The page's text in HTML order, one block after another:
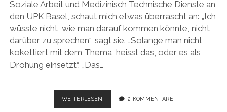
Soziale Arbeit und Medizinisch Technische Dienste an
den UPK Basel, schaut mich etwas überrascht an: „Ich
wüsste nicht, wie man darauf kommen könnte, nicht
darüber zu sprechen“, sagt sie. „Solange man nicht
kokettiert mit dem Thema, heisst das, oder es als
Drohung einsetzt“. „Das…
WEITERLESEN
PAPAGENO
VS.
2 KOMMENTARE